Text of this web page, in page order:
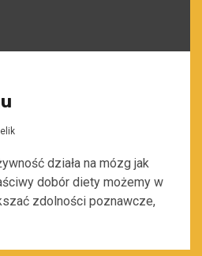
działa na mózg jak
dobór diety możemy w
zdolności poznawcze,